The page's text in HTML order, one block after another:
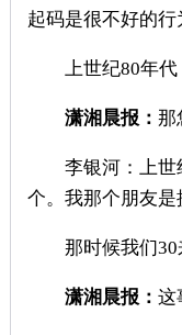
起码是很不好的
上世纪80年代，
潇湘晨报： 那
李银河：上世纪
个。我那个朋友
那时候我们30
潇湘晨报： 这